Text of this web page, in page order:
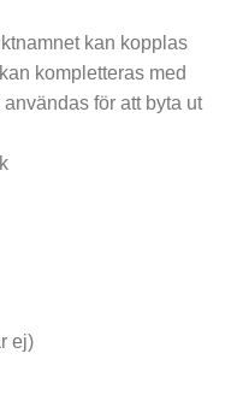
kan kopplas
kompletteras med
för att byta ut
ej)